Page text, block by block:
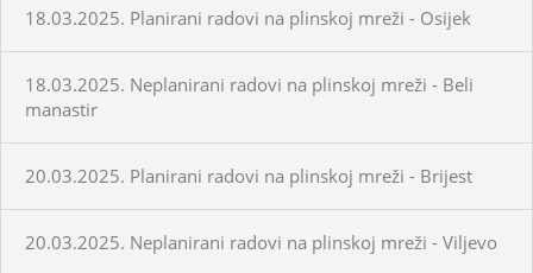
18.03.2025. Planirani radovi na plinskoj mreži - Osijek
18.03.2025. Neplanirani radovi na plinskoj mreži - Beli
manastir
20.03.2025. Planirani radovi na plinskoj mreži - Brijest
20.03.2025. Neplanirani radovi na plinskoj mreži - Viljevo